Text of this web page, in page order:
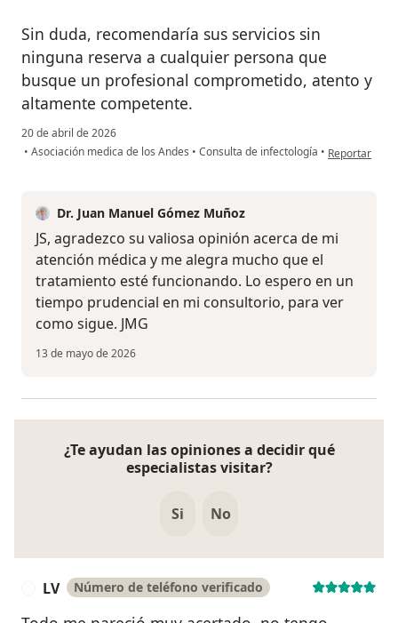
Sin duda, recomendaría sus servicios sin
ninguna reserva a cualquier persona que
busque un profesional comprometido, atento y
altamente competente.
20 de abril de 2026
• Asociación medica de los Andes • Consulta de infectología • en opinión
Reportar
Dr. Juan Manuel Gómez Muñoz
JS, agradezco su valiosa opinión acerca de mi
atención médica y me alegra mucho que el
tratamiento esté funcionando. Lo espero en un
tiempo prudencial en mi consultorio, para ver
como sigue. JMG
13 de mayo de 2026
¿Te ayudan las opiniones a decidir qué
especialistas visitar?
Si No
LV Número de teléfono verificado